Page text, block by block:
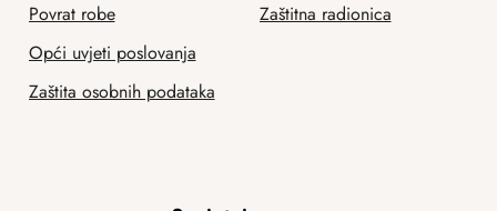
Povrat robe
Opći uvjeti poslovanja
Zaštita osobnih podataka
Zaštitna radionica